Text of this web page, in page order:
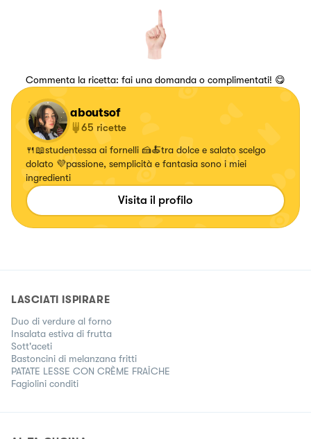
Commenta la ricetta: fai una domanda o complimentati! 😋
aboutsof
65 ricette
🍴📖studentessa ai fornelli 🍰🍝tra dolce e salato scelgo
dolato 💜passione, semplicità e fantasia sono i miei
ingredienti
Visita il profilo
LASCIATI ISPIRARE
Duo di verdure al forno
Insalata estiva di frutta
Sott'aceti
Bastoncini di melanzana fritti
PATATE LESSE CON CRÈME FRAÎCHE
Fagiolini conditi